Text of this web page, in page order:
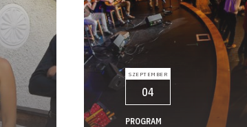
SZEPTEMBER
04
PROGRAM